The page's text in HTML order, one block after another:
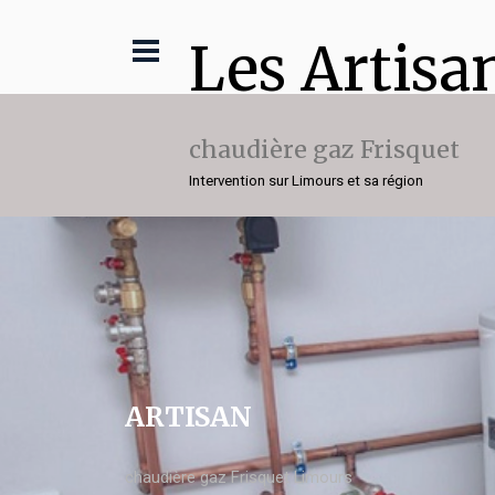
Les
chaudière gaz Frisquet
Intervention sur Limours et sa région
ARTISAN
chaudière gaz Frisquet Limours